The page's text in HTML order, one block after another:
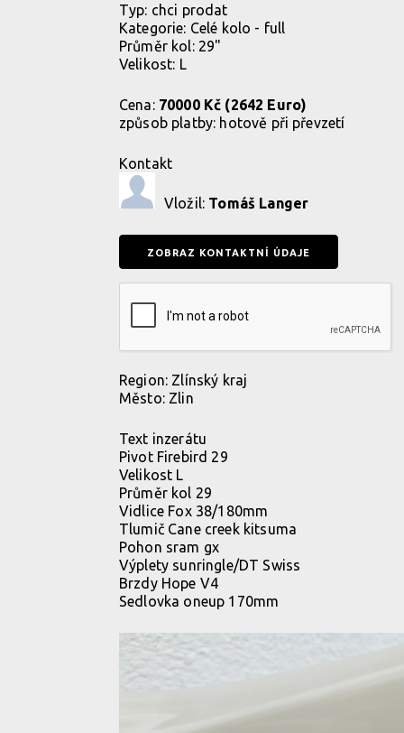
Typ: chci prodat
Kategorie: Celé kolo - full
Průměr kol: 29"
Velikost: L
Cena: 70000 Kč (2642 Euro)
způsob platby: hotově při převzetí
Kontakt
Vložil: Tomáš Langer
Region: Zlínský kraj
Město: Zlin
Text inzerátu
Pivot Firebird 29
Velikost L
Průměr kol 29
Vidlice Fox 38/180mm
Tlumič Cane creek kitsuma
Pohon sram gx
Výplety sunringle/DT Swiss
Brzdy Hope V4
Sedlovka oneup 170mm